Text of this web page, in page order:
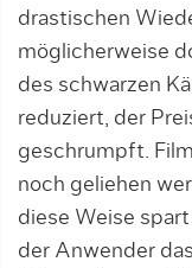
drastischen
möglicherweise
des schwarzen
reduziert, der
geschrumpft.
noch geliehen
diese Weise
der Anwender